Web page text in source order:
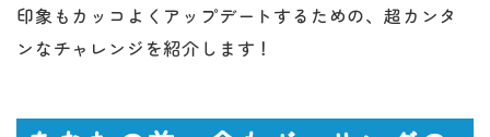
印象もカッコよくアップデートするための、超カンタ
ンなチャレンジを紹介します！